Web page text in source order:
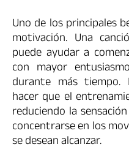
Uno de los principales
motivación. Una
puede ayudar a
con mayor
durante más tiempo.
hacer que el
reduciendo la
concentrarse en los
se desean alcanzar.